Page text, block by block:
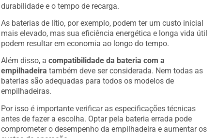
mais elevado, mas sua eficiência energética e longa vida útil
podem resultar em economia ao longo do tempo.
empilhadeira também deve ser considerada. Nem todas as
baterias são adequadas para todos os modelos de
empilhadeiras.
Por isso é importante verificar as especificações técnicas
antes de fazer a escolha. Optar pela bateria errada pode
comprometer o desempenho da empilhadeira e aumentar os
custos de operação.